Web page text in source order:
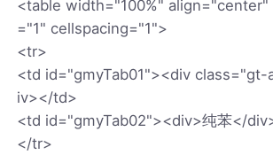
<table width="100%" align="center"
="1" cellspacing="1">
<tr>
<td id="gmyTab01"><div class="gt-
iv></td>
<td id="gmyTab02"><div>纯苯</
</tr>